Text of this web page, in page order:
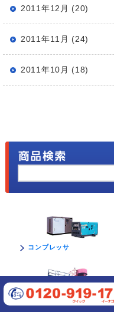
2011年12月 (20)
2011年11月 (24)
2011年10月 (18)
コンプレッサ
高所作業車